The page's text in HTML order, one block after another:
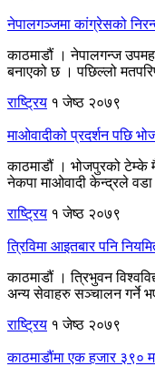
नेपालगञ्जमा कांग्रेसको
काठमाडौं । नेपालगन्ज
बनाएको छ । पछिल्लो
राष्ट्रिय १ जेष्ठ २०७९
माओवादीको प्रदर्शन पछि
काठमाडौं । भोजपुरको टेम्के
नेकपा माओवादी केन्द्रले
राष्ट्रिय १ जेष्ठ २०७९
त्रिविमा आइतबार पनि
काठमाडौं । त्रिभुवन
अन्य सेवाहरु सञ्चालन गर्ने
राष्ट्रिय १ जेष्ठ २०७९
काठमाडौंमा एक हजार ३९०